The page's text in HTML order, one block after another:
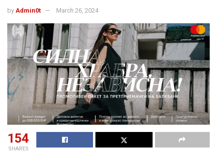
by Admin0t March 26, 2024
154
SHARES